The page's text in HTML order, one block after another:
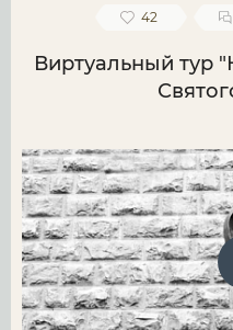
42
Виртуальный тур